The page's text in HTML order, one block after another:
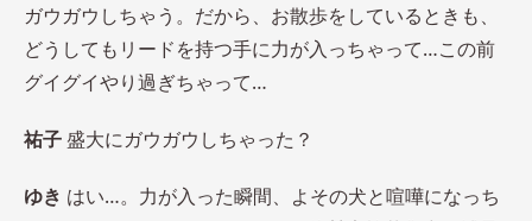
ガウガウしちゃう。だから、お散歩をしているときも、
どうしてもリードを持つ手に力が入っちゃって…この前
グイグイやり過ぎちゃって…
祐子 盛大にガウガウしちゃった？
ゆき はい…。力が入った瞬間、よその犬と喧嘩になっち